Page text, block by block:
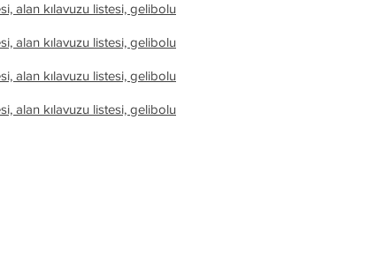
alan kılavuzu listesi, gelibolu
alan kılavuzu listesi, gelibolu
alan kılavuzu listesi, gelibolu
alan kılavuzu listesi, gelibolu